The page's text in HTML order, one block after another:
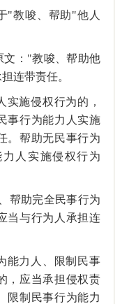
"教唆、帮助"他人
文："教唆、帮助他
连带责任。
实施侵权行为的，
事行为能力人实施
。帮助无民事行为
人实施侵权行为
帮助完全民事行为
当与行为人承担连
能力人、限制民事
，应当承担侵权责
限制民事行为能力